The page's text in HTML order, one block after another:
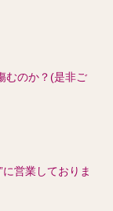
むのか？(是非ご
に営業しておりま